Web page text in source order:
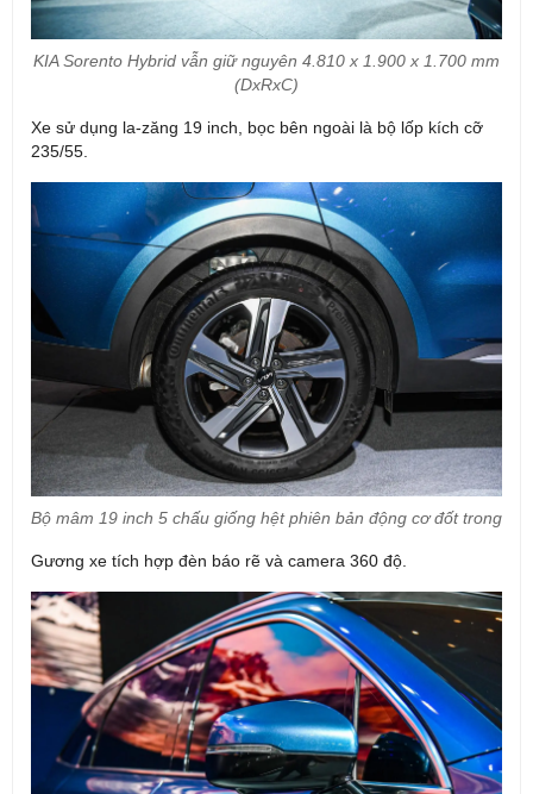
KIA Sorento Hybrid vẫn giữ nguyên 4.810 x 1.900 x 1.700 mm
(DxRxC)
Xe sử dụng la-zăng 19 inch, bọc bên ngoài là bộ lốp kích cỡ
235/55.
Bộ mâm 19 inch 5 chấu giống hệt phiên bản động cơ đốt trong
Gương xe tích hợp đèn báo rẽ và camera 360 độ.
NHẬN BÁO GIÁ XE KIA
Để nhận được "BÁO GIÁ ĐẶC BIỆT" và các "CHƯƠNG TRÌNH ƯU
ĐÃI", Quý khách vui lòng điền form báo giá dưới đây:
Chọn Dòng Xe *
Hình thức thanh toán: Trả góp Trả hết